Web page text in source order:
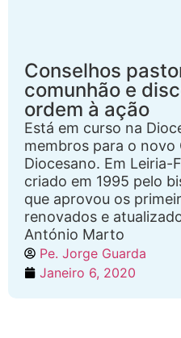
Conselhos
comunhão e
ordem à ação
Está em curso na
membros para o novo
Diocesano. Em
criado em 1995 pelo
que aprovou os
renovados e
António Marto
Pe. Jorge Guarda
Janeiro 6, 2020